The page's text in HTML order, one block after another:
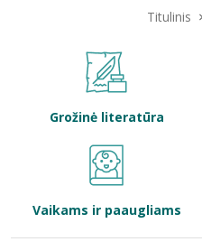
Bibliotekoms
Titulinis
Grožinė literatūra
Vaikams ir paaugliams